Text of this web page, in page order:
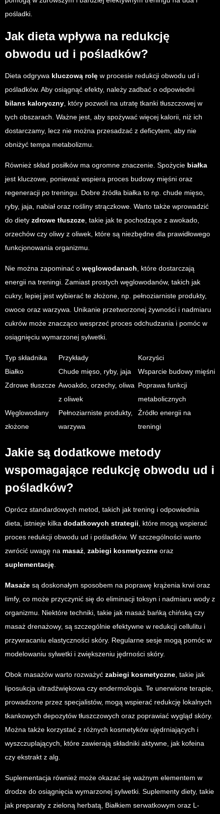
pośladki.
Jak dieta wpływa na redukcję
obwodu ud i pośladków?
Dieta odgrywa kluczową rolę w procesie redukcji obwodu ud i
pośladków. Aby osiągnąć efekty, należy zadbać o odpowiedni
bilans kaloryczny, który pozwoli na utratę tkanki tłuszczowej w
tych obszarach. Ważne jest, aby spożywać więcej kalorii, niż ich
dostarczamy, lecz nie można przesadzać z deficytem, aby nie
obniżyć tempa metabolizmu.
Również skład posiłków ma ogromne znaczenie. Spożycie białka
jest kluczowe, ponieważ wspiera proces budowy mięśni oraz
regeneracji po treningu. Dobre źródła białka to np. chude mięso,
ryby, jaja, nabiał oraz rośliny strączkowe. Warto także wprowadzić
do diety zdrowe tłuszcze, takie jak te pochodzące z awokado,
orzechów czy oliwy z oliwek, które są niezbędne dla prawidłowego
funkcjonowania organizmu.
Nie można zapominać o węglowodanach, które dostarczają
energii na treningi. Zamiast prostych węglowodanów, takich jak
cukry, lepiej jest wybierać te złożone, np. pełnoziarniste produkty,
owoce oraz warzywa. Unikanie przetworzonej żywności i nadmiaru
cukrów może znacząco wesprzeć proces odchudzania i pomóc w
osiągnięciu wymarzonej sylwetki.
Typ składnika Przykłady
Korzyści
Białko
Chude mięso, ryby, jaja
Wsparcie budowy mięśni
Zdrowe tłuszcze Awoakdo, orzechy, oliwa
z oliwek
Poprawa funkcji
metabolicznych
Węglowodany
złożone
Pełnoziarniste produkty,
warzywa
Źródło energii na
treningi
Jakie są dodatkowe metody
wspomagające redukcję obwodu ud i
pośladków?
Oprócz standardowych metod, takich jak trening i odpowiednia
dieta, istnieje kilka dodatkowych strategii, które mogą wspierać
proces redukcji obwodu ud i pośladków. W szczególności warto
zwrócić uwagę na masaż, zabiegi kosmetyczne oraz
suplementację.
Masaże są doskonałym sposobem na poprawę krążenia krwi oraz
limfy, co może przyczynić się do eliminacji toksyn i nadmiaru wody z
organizmu. Niektóre techniki, takie jak masaż bańką chińską czy
masaż drenażowy, są szczególnie efektywne w redukcji cellulitu i
przywracaniu elastyczności skóry. Regularne sesje mogą pomóc w
modelowaniu sylwetki i zwiększeniu jędrności skóry.
Obok masażów warto rozważyć zabiegi kosmetyczne, takie jak
liposukcja ultradźwiękowa czy endermologia. Te unerwione terapie,
prowadzone przez specjalistów, mogą wspierać redukcję lokalnych
tkankowych depozytów tłuszczowych oraz poprawiać wygląd skóry.
Można także korzystać z różnych kosmetyków ujędrniających i
wyszczuplających, które zawierają składniki aktywne, jak kofeina
czy ekstrakt z alg.
Suplementacja również może okazać się ważnym elementem w
drodze do osiągnięcia wymarzonej sylwetki. Suplementy diety, takie
jak preparaty z zieloną herbatą, Białkiem serwatkowym oraz L-